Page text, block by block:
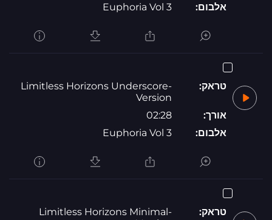
אלבום:
Euphoria Vol 3
טראק:
Limitless Horizons Underscore-
Version
אורך:
02:28
אלבום:
Euphoria Vol 3
טראק:
Limitless Horizons Minimal-